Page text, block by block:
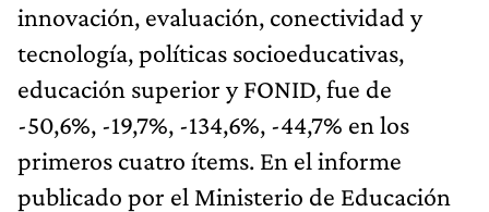
innovación, evaluación, conectividad y
tecnología, políticas socioeducativas,
educación superior y FONID, fue de
-50,6%, -19,7%, -134,6%, -44,7% en los
primeros cuatro ítems. En el informe
publicado por el Ministerio de Educación